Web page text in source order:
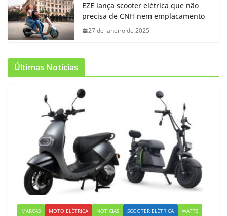
EZE lança scooter elétrica que não
precisa de CNH nem emplacamento
27 de janeiro de 2025
Últimas Notícias
MARCAS MOTO ELÉTRICA NOTÍCIAS SCOOTER ELÉTRICA WATTS